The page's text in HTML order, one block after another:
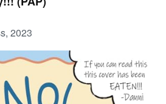
2023